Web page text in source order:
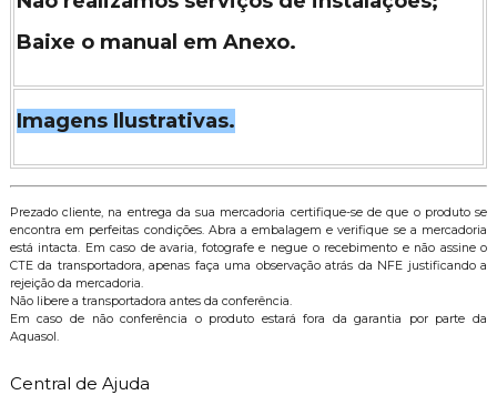
Baixe o manual em Anexo.
Imagens Ilustrativas.
Prezado cliente, na entrega da sua mercadoria certifique-se de que o produto se
encontra em perfeitas condições. Abra a embalagem e verifique se a mercadoria
está intacta. Em caso de avaria, fotografe e negue o recebimento e não assine o
CTE da transportadora, apenas faça uma observação atrás da NFE justificando a
rejeição da mercadoria.
Não libere a transportadora antes da conferência.
Em caso de não conferência o produto estará fora da garantia por parte da
Aquasol.
Central de Ajuda